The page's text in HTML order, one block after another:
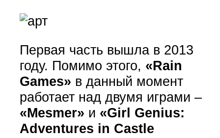
Первая часть вышла в 2013
году. Помимо этого, «Rain
Games» в данный момент
работает над двумя играми –
«Mesmer» и «Girl Genius:
Adventures in Castle